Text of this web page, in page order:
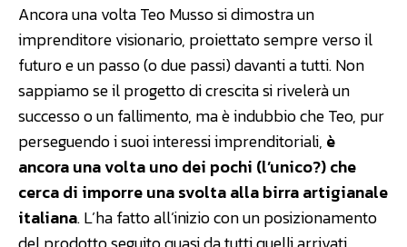
Ancora una volta Teo Musso si dimostra un
imprenditore visionario, proiettato sempre verso il
futuro e un passo (o due passi) davanti a tutti. Non
sappiamo se il progetto di crescita si rivelerà un
successo o un fallimento, ma è indubbio che Teo, pur
perseguendo i suoi interessi imprenditoriali, è
ancora una volta uno dei pochi (l’unico?) che
cerca di imporre una svolta alla birra artigianale
italiana. L’ha fatto all’inizio con un posizionamento